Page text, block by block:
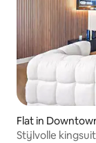
Flat in
Stijlvolle